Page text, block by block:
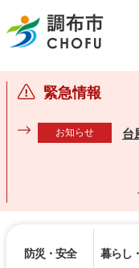
調布市
緊急情報
お知らせ 台
防災・安全 暮らし